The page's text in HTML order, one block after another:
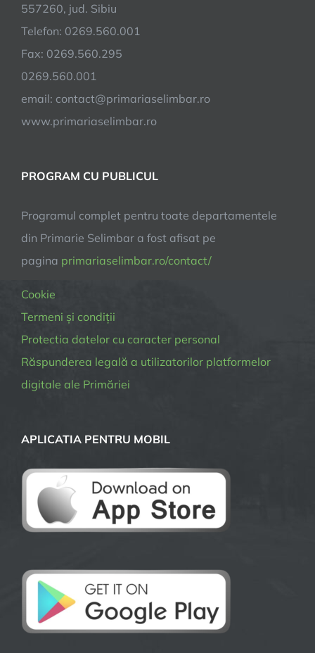
557260, jud. Sibiu
Telefon: 0269.560.001
Fax: 0269.560.295
0269.560.001
email: contact@primariaselimbar.ro
www.primariaselimbar.ro
PROGRAM CU PUBLICUL
Programul complet pentru toate departamentele
din Primarie Selimbar a fost afisat pe
pagina primariaselimbar.ro/contact/
Cookie
Termeni și condiții
Protectia datelor cu caracter personal
Răspunderea legală a utilizatorilor platformelor
digitale ale Primăriei
APLICATIA PENTRU MOBIL